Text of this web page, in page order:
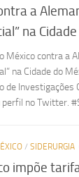
a
na
México contra a
na Cidade do
de Investigações
perfil no Twitter.
/ SIDERURGIA
impõe